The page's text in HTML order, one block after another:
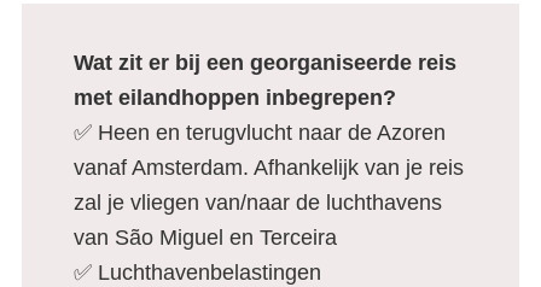
Wat zit er bij een georganiseerde reis
met eilandhoppen inbegrepen?
✅ Heen en terugvlucht naar de Azoren
vanaf Amsterdam. Afhankelijk van je reis
zal je vliegen van/naar de luchthavens
van São Miguel en Terceira
✅ Luchthavenbelastingen